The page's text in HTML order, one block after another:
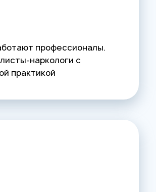
профессионалы.
наркологи с
практикой